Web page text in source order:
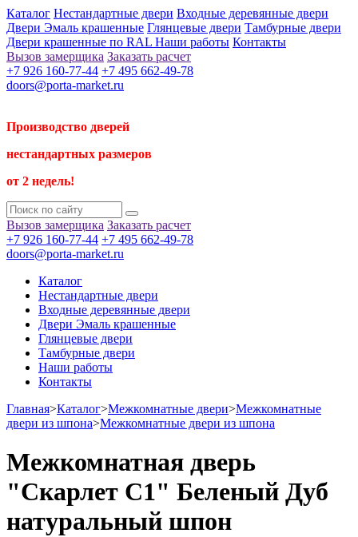
Каталог Нестандартные двери Входные деревянные двери
Двери Эмаль крашенные Глянцевые двери Тамбурные двери
Двери крашенные по RAL Наши работы Контакты
Вызов замерщика Заказать расчет
+7 926 160-77-44 +7 495 662-49-78
doors@porta-market.ru
Производство дверей
нестандартных размеров
от 2 недель!
Вызов замерщика Заказать расчет
+7 926 160-77-44 +7 495 662-49-78
doors@porta-market.ru
Каталог
Нестандартные двери
Входные деревянные двери
Двери Эмаль крашенные
Глянцевые двери
Тамбурные двери
Наши работы
Контакты
Главная>Каталог>Межкомнатные двери>Межкомнатные
двери из шпона>Межкомнатные двери из шпона
Межкомнатная дверь
"Скарлет С1" Беленый Дуб
натуральный шпон